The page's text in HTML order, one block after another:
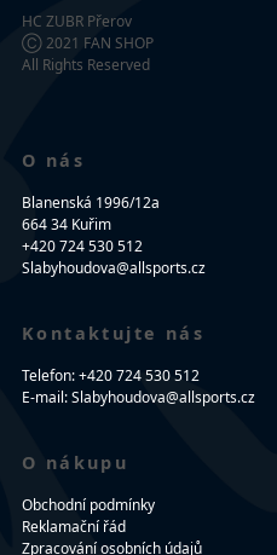
HC ZUBR Přerov
Ⓒ 2021 FAN SHOP
All Rights Reserved
O nás
Blanenská 1996/12a
664 34 Kuřim
+420 724 530 512
Slabyhoudova@allsports.cz
Kontaktujte nás
Telefon: +420 724 530 512
E-mail: Slabyhoudova@allsports.cz
O nákupu
Obchodní podmínky
Reklamační řád
Zpracování osobních údajů